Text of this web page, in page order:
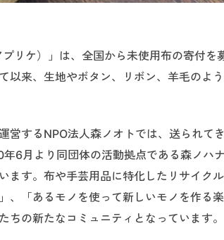
プリケ）」は、全国から未使用布の寄付
以来、生地やボタン、リボン、羊毛のよ
営するNPO法人森ノオトでは、送られ
6月より同団体の活動拠点である森ノハ
ます。布や手芸用品に特化したリサイク
、「あるモノを使って新しいモノを作る
ちの新たなコミュニティとなっています。